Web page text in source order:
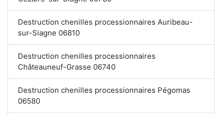
Destruction chenilles processionnaires Auribeau-
sur-Siagne 06810
Destruction chenilles processionnaires
Châteauneuf-Grasse 06740
Destruction chenilles processionnaires Pégomas
06580